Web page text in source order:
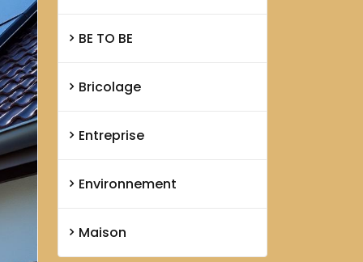
BE TO BE
Bricolage
Entreprise
Environnement
Maison